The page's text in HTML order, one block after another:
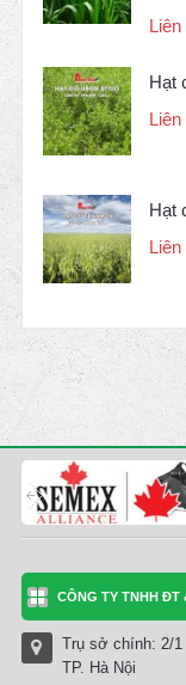
Liên
Hạt
Liên
Hạt
Liên
CÔNG TY TNHH ĐT
Trụ sở chính: 2/
TP. Hà Nội